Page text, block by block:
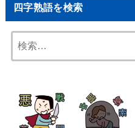
四字熟語を検索